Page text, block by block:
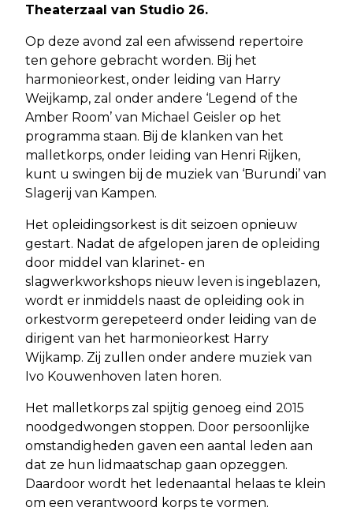
Theaterzaal van Studio 26.
Op deze avond zal een afwissend repertoire
ten gehore gebracht worden. Bij het
harmonieorkest, onder leiding van Harry
Weijkamp, zal onder andere ‘Legend of the
Amber Room’ van Michael Geisler op het
programma staan. Bij de klanken van het
malletkorps, onder leiding van Henri Rijken,
kunt u swingen bij de muziek van ‘Burundi’ van
Slagerij van Kampen.
Het opleidingsorkest is dit seizoen opnieuw
gestart. Nadat de afgelopen jaren de opleiding
door middel van klarinet- en
slagwerkworkshops nieuw leven is ingeblazen,
wordt er inmiddels naast de opleiding ook in
orkestvorm gerepeteerd onder leiding van de
dirigent van het harmonieorkest Harry
Wijkamp. Zij zullen onder andere muziek van
Ivo Kouwenhoven laten horen.
Het malletkorps zal spijtig genoeg eind 2015
noodgedwongen stoppen. Door persoonlijke
omstandigheden gaven een aantal leden aan
dat ze hun lidmaatschap gaan opzeggen.
Daardoor wordt het ledenaantal helaas te klein
om een verantwoord korps te vormen.